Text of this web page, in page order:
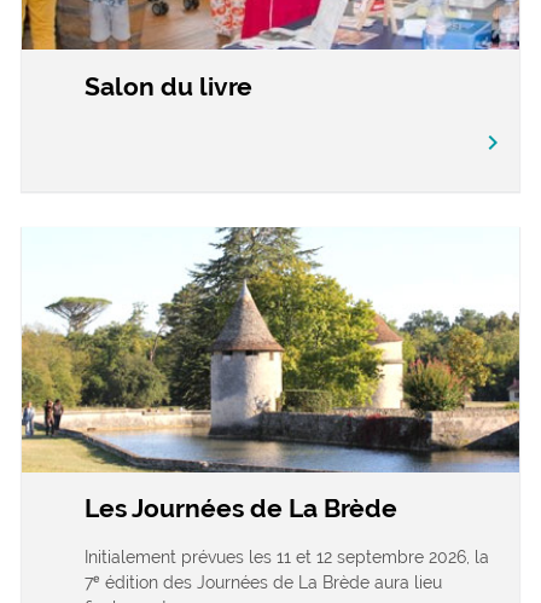
Salon du livre
chevron_right
Les Journées de La Brède
Initialement prévues les 11 et 12 septembre 2026, la
7ᵉ édition des Journées de La Brède aura lieu